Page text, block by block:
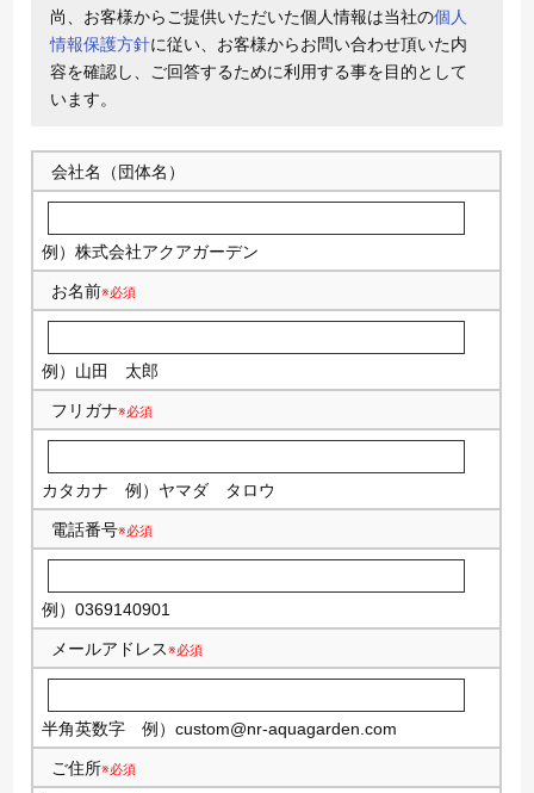
尚、お客様からご提供いただいた個人情報は当社の個人
情報保護方針に従い、お客様からお問い合わせ頂いた内
容を確認し、ご回答するために利用する事を目的として
います。
会社名（団体名）
例）株式会社アクアガーデン
お名前※必須
例）山田 太郎
フリガナ※必須
カタカナ 例）ヤマダ タロウ
電話番号※必須
例）0369140901
メールアドレス※必須
半角英数字 例）custom@nr-aquagarden.com
ご住所※必須